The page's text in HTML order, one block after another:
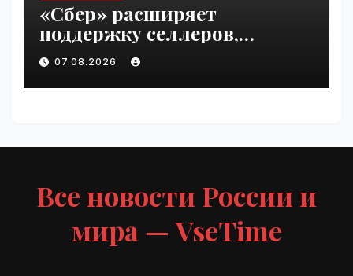
«Сбер» расширяет
поддержку селлеров,
пострадавших от
инцидентов на складах
Wildberries | VseTime.ru
07.08.2026
Все новости России и
мира — VseTime